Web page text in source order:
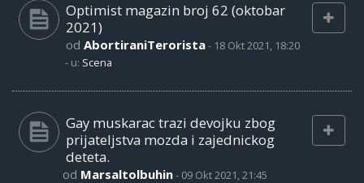
Optimist magazin broj 62 (oktobar
2021)
od AbortiraniTerorista- 18 Okt 2021, 18:20
- u: Scena
Gay muskarac trazi devojku zbog
prijateljstva mozda i zajednickog
deteta.
od Marsaltolbuhin- 09 Okt 2021, 21:45